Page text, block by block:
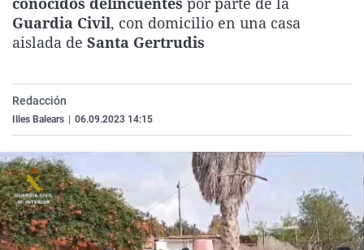
La rosa de los vientos
Caso
Extremadura
Virales
Guardia Civil, con domicilio en una casa
aislada de Santa Gertrudis
Redacción
Illes Balears 06.09.2023 14:15